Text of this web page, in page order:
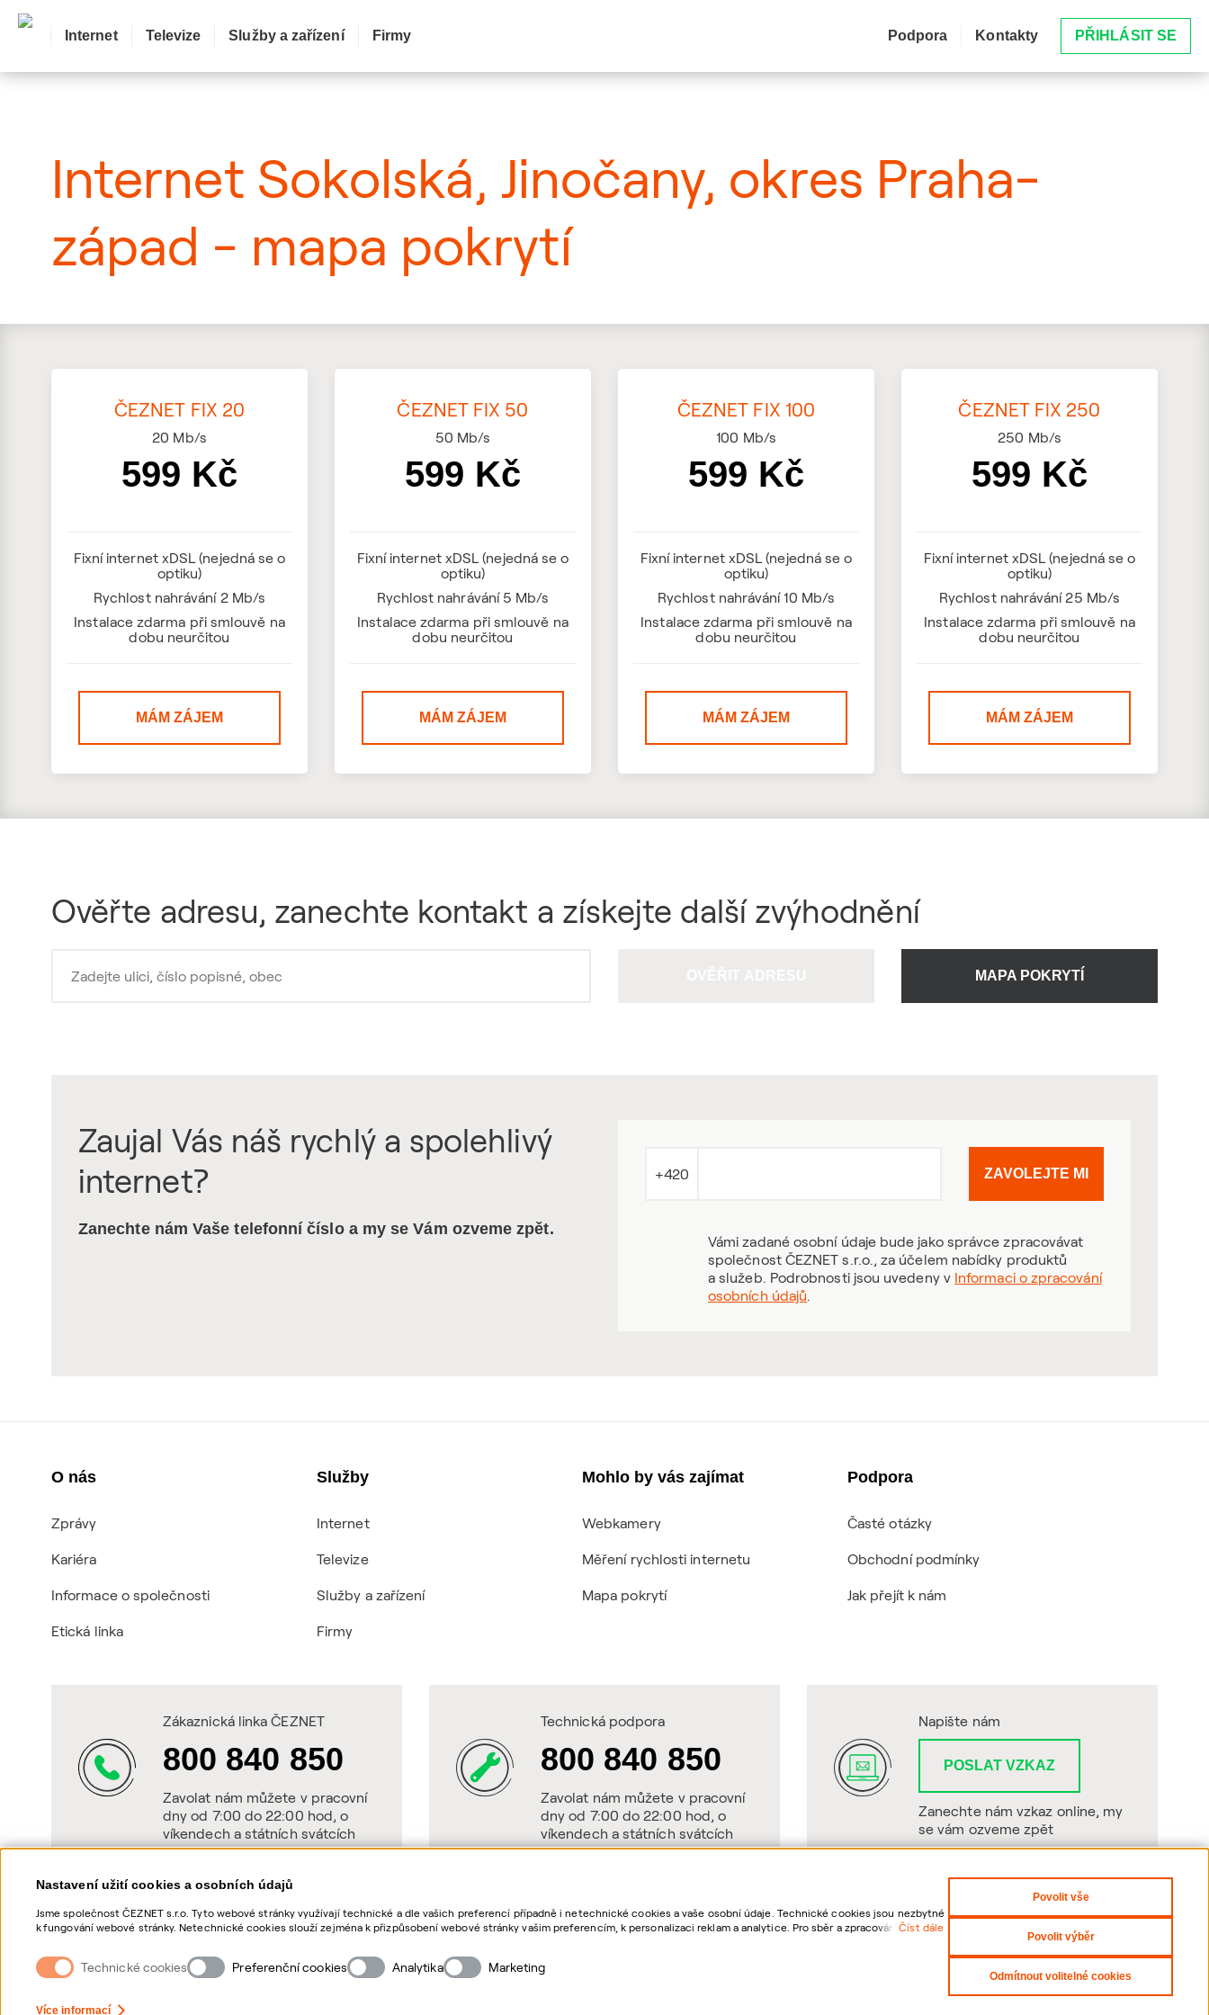
Nastavení užití cookies a osobních údajů
Jsme společnost ČEZNET s.r.o. Tyto webové stránky využívají technické a dle vašich preferencí případně i netechnické cookies a vaše osobní údaje. Technické cookies jsou nezbytné
k fungování webové stránky. Netechnické cookies slouží zejména k přizpůsobení webové stránky vašim preferencím, k personalizaci reklam a analytice. Pro sběr a zpracování
souhlasů, naleznete „
Číst dále
Technické cookies Preferenční cookies Analytika Marketing
Více informací
Povolit vše
Povolit výběr
Odmítnout volitelné cookies
Internet Televize Služby a zařízení Firmy Podpora Kontakty PŘIHLÁSIT SE
Internet Sokolská, Jinočany, okres Praha-
západ - mapa pokrytí
ČEZNET FIX 20
20 Mb/s
599 Kč
Fixní internet xDSL (nejedná se o
optiku)
Rychlost nahrávání 2 Mb/s
Instalace zdarma při smlouvě na
dobu neurčitou
MÁM ZÁJEM
ČEZNET FIX 50
50 Mb/s
599 Kč
Fixní internet xDSL (nejedná se o
optiku)
Rychlost nahrávání 5 Mb/s
Instalace zdarma při smlouvě na
dobu neurčitou
MÁM ZÁJEM
ČEZNET FIX 100
100 Mb/s
599 Kč
Fixní internet xDSL (nejedná se o
optiku)
Rychlost nahrávání 10 Mb/s
Instalace zdarma při smlouvě na
dobu neurčitou
MÁM ZÁJEM
ČEZNET FIX 250
250 Mb/s
599 Kč
Fixní internet xDSL (nejedná se o
optiku)
Rychlost nahrávání 25 Mb/s
Instalace zdarma při smlouvě na
dobu neurčitou
MÁM ZÁJEM
Ověřte adresu, zanechte kontakt a získejte další zvýhodnění
MAPA POKRYTÍ
Zaujal Vás náš rychlý a spolehlivý
internet?
Zanechte nám Vaše telefonní číslo a my se Vám ozveme zpět.
+420
Vámi zadané osobní údaje bude jako správce zpracovávat
společnost ČEZNET s.r.o., za účelem nabídky produktů
a služeb. Podrobnosti jsou uvedeny v Informaci o zpracování
osobních údajů.
ZAVOLEJTE MI
: Mapa pokrytí ulice
O nás
Zprávy
Kariéra
Informace o společnosti
Etická linka
Služby
Internet
Televize
Služby a zařízení
Firmy
Mohlo by vás zajímat
Webkamery
Měření rychlosti internetu
Mapa pokrytí
Podpora
Časté otázky
Obchodní podmínky
Jak přejít k nám
Zákaznická linka ČEZNET
800 840 850
Zavolat nám můžete v pracovní
dny od 7:00 do 22:00 hod, o
víkendech a státních svátcích
od 8:00 do 20:00 hod.
Technická podpora
800 840 850
Zavolat nám můžete v pracovní
dny od 7:00 do 22:00 hod, o
víkendech a státních svátcích
od 8:00 do 20:00 hod.
Napište nám
POSLAT VZKAZ
Zanechte nám vzkaz online, my
se vám ozveme zpět